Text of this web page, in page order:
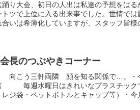
り大会、初日の人出は私達の予想をはる
ツで上位に入る出来事でした。世情で
いは希薄化していますが、スタッフ皆様
長のつぶやきコーナー
こう三軒両隣 顔を知る関係で…。
言 毎週水曜日はきれいなプラスチッ
レジ袋・ペットボトルとキャップ等）・今